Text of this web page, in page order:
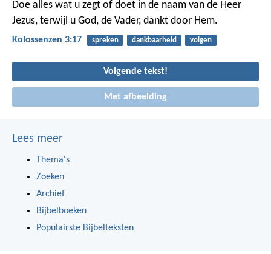
Doe alles wat u zegt of doet in de naam van de Heer
Jezus, terwijl u God, de Vader, dankt door Hem.
Kolossenzen 3:17 spreken dankbaarheid volgen
Volgende tekst!
Met afbeelding
Lees meer
Thema's
Zoeken
Archief
Bijbelboeken
Populairste Bijbelteksten